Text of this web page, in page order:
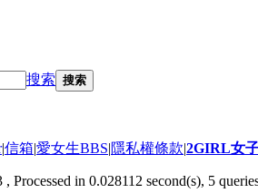
搜索 搜索
|信箱|愛女生BBS|隱私權條款|2GIRL女
, Processed in 0.028112 second(s), 5